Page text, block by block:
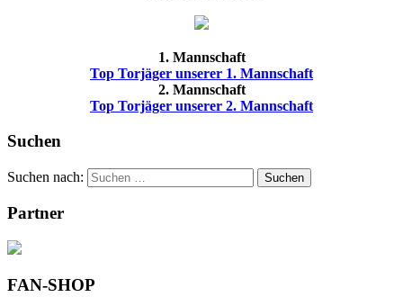
1. Mannschaft
Top Torjäger unserer 1. Mannschaft
2. Mannschaft
Top Torjäger unserer 2. Mannschaft
Suchen
Suchen nach: Suchen
Partner
FAN-SHOP